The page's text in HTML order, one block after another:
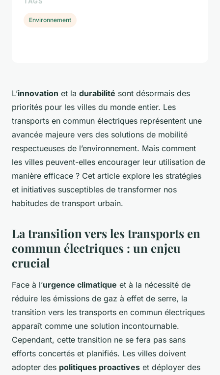
L’innovation et la durabilité sont désormais des
priorités pour les villes du monde entier. Les
transports en commun électriques représentent une
avancée majeure vers des solutions de mobilité
respectueuses de l’environnement. Mais comment
les villes peuvent-elles encourager leur utilisation de
manière efficace ? Cet article explore les stratégies
et initiatives susceptibles de transformer nos
habitudes de transport urbain.
La transition vers les transports en
commun électriques : un enjeu
crucial
Face à l’urgence climatique et à la nécessité de
réduire les émissions de gaz à effet de serre, la
transition vers les transports en commun électriques
apparaît comme une solution incontournable.
Cependant, cette transition ne se fera pas sans
efforts concertés et planifiés. Les villes doivent
adopter des politiques proactives et déployer des
Environnement